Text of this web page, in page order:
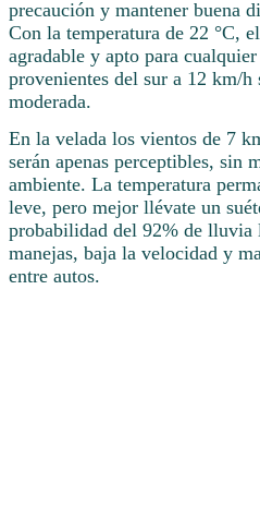
precaución y mantener buena
Con la temperatura de 22 °C,
agradable y apto para
provenientes del sur a 12 km/h
moderada.
En la velada los vientos de 7
serán apenas perceptibles, sin
ambiente. La temperatura
leve, pero mejor llévate un
probabilidad del 92% de lluvia
manejas, baja la velocidad y
entre autos.